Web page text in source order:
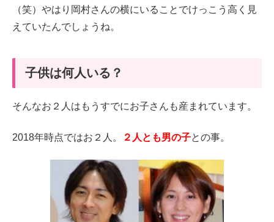
（笑）やはり岡村さんの横にいることでけっこう高く見
えていたんでしょうね。
子供は何人いる？
そんなお２人はもうすでにお子さんも産まれています。
2018年時点ではお２人。 ２人とも男の子との事。